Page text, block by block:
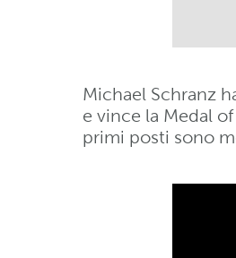
Michael Schranz
e vince la Medal
primi posti sono